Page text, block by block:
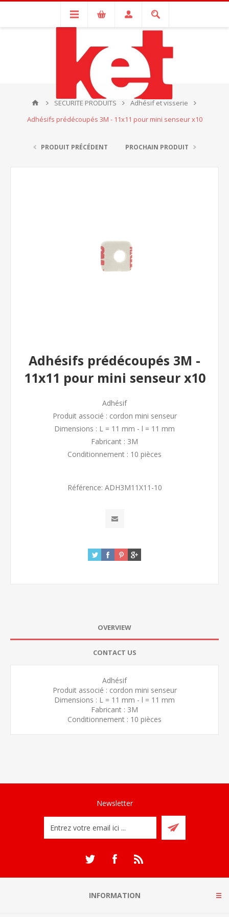
SECURITE PRODUITS
Adhésif et visserie
Adhésifs prédécoupés 3M - 11x11 pour mini senseur x10
PRODUIT PRÉCÉDENT PROCHAIN PRODUIT
Adhésifs prédécoupés 3M -
11x11 pour mini senseur x10
Adhésif
Produit associé : cordon mini senseur
Dimensions : L = 11 mm - l = 11 mm
Fabricant : 3M
Conditionnement : 10 pièces
Référence: ADH3M11X11-10
OVERVIEW
CONTACT US
Adhésif
Produit associé : cordon mini senseur
Dimensions : L = 11 mm - l = 11 mm
Fabricant : 3M
Conditionnement : 10 pièces
Newsletter
INFORMATION